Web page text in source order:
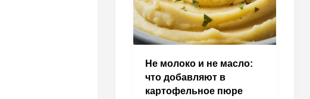
Не молоко и не масло:
что добавляют в
картофельное пюре